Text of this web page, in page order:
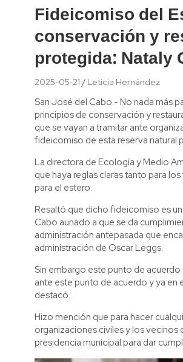
Fideicomiso del
conservación y
protegida: Nataly
2025-05-21 Leticia Hernández
San José del Cabo.- No nada más
principios de conservación y
que se vayan a tramitar ante
fideicomiso de esta reserva natural
La directora de Ecología y Medio
que haya reglas claras tanto para
para el estero.
Resaltó que dicho fideicomiso es
Cabo aunado a que se da
administración antepasada que
administración de Oscar Leggs.
Sin embargo este punto de
ante este punto de acuerdo y ya en
destacó.
Hizo mención que para hacer
organizaciones civiles y los vecinos
presidencia municipal para dar